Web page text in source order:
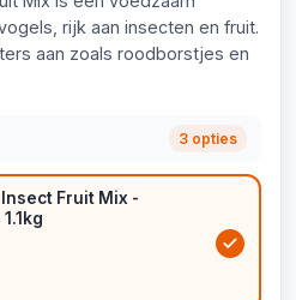
rijk aan insecten en fruit.
aan zoals roodborstjes en
3 opties
Fruit Mix -